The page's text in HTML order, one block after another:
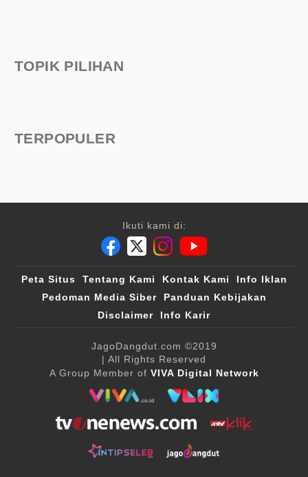
TOPIK PILIHAN
TERPOPULER
Ikuti kami di:
Peta Situs Tentang Kami Kontak Kami
Info Iklan
Pedoman Media Siber
Panduan Kebijakan
Disclaimer
Info Karir
JagoDangdut.com ©2019
| All Rights Reserved
A Group Member of VIVA Digital Network